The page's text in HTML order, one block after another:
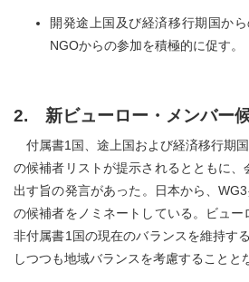
開発途上国及び経済移行期国か
NGOからの参加を積極的に促す。
2. 新ビューロー・メンバー
付属書1国、途上国および経済移行期
の候補者リストが提示されるとともに
出す旨の発言があった。日本から、
の候補者をノミネートしている。ビュー
非付属書1国の現在のバランスを維持す
しつつも地域バランスを考慮することと